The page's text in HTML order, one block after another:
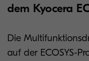
dem Kyocera
Die
auf der ECOSYS-